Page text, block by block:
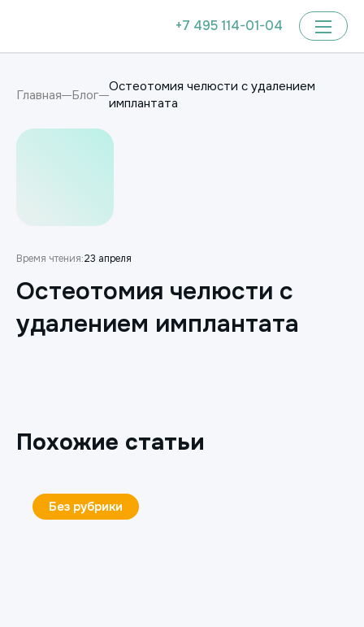
+7 495 114-01-04
Главная Блог
Остеотомия челюсти с удалением
имплантата
Время чтения:23 апреля
Остеотомия челюсти с
удалением имплантата
Похожие статьи
Без рубрики